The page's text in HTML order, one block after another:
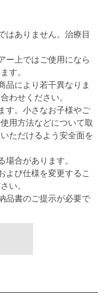
はありません。治療目
ー上ではご使用になら
す。
品により若干異なりま
わせください。
す。小さなお子様やご
用方法などについて取
ただけるよう安全面を
合があります。
よび仕様を変更するこ
い。
品書のご提示が必要で